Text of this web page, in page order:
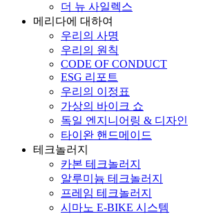
더 뉴 사일렉스
메리다에 대하여
우리의 사명
우리의 원칙
CODE OF CONDUCT
ESG 리포트
우리의 이정표
가상의 바이크 쇼
독일 엔지니어링 & 디자인
타이완 핸드메이드
테크놀러지
카본 테크놀러지
알루미늄 테크놀러지
프레임 테크놀러지
시마노 E-BIKE 시스템